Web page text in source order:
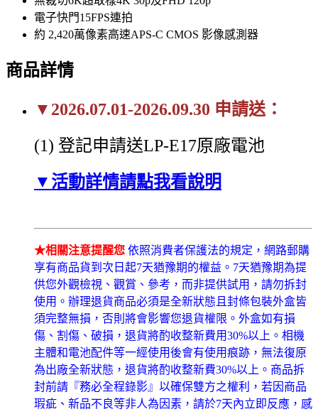
電子快門15FPS連拍
約 2,420萬像素高速APS-C CMOS 影像感測器
商品詳情
▼2026.07.01-2026.09.30 申請送：
(1) 登記申請送LP-E17原廠電池
▼活動詳情請點我看說明
★相關注意提醒您 依照消費者保護法的規定，網路郵購
享有商品貨到次日起7天猶豫期的權益。7天猶豫期為提
供您外觀檢視、觀賞、參考，而非提供試用，請勿拆封
使用。辦理退貨商品必須是全新狀態且封條包裝外盒皆
須完整無損，否則將會影響您退貨權限。外盒如有損
傷、割傷、破損，退貨將酌收整新費用30%以上。相機
主體和電池配件等一經使用後會有使用痕跡，無法復原
為出廠全新狀態，退貨將酌收整新費30%以上。商品拆
封前請『務必全程錄影』以確保雙方之權利，若因商品
瑕疵、新品不良等非人為因素，請於7天內立即反應，感